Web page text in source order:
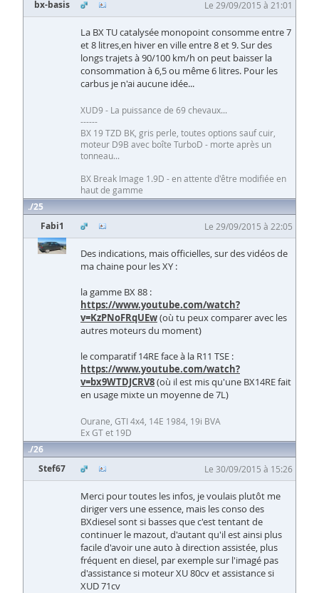
bx-basis
Le 29/09/2015 à 21:01
La BX TU catalysée monopoint consomme entre 7
et 8 litres,en hiver en ville entre 8 et 9. Sur des
longs trajets à 90/100 km/h on peut baisser la
consommation à 6,5 ou même 6 litres. Pour les
carbus je n'ai aucune idée...
XUD9 - La puissance de 69 chevaux...
------
BX 19 TZD BK, gris perle, toutes options sauf cuir,
moteur D9B avec boîte TurboD - morte après un
tonneau...
BX Break Image 1.9D - en attente d'être modifiée en
haut de gamme
25
Fabi1
Le 29/09/2015 à 22:05
Des indications, mais officielles, sur des vidéos de
ma chaine pour les XY :
la gamme BX 88 :
https://www.youtube.com/watch?
v=KzPNoFRqUEw(où tu peux comparer avec les
autres moteurs du moment)
le comparatif 14RE face à la R11 TSE :
https://www.youtube.com/watch?
v=bx9WTDJCRV8(où il est mis qu'une BX14RE fait
en usage mixte un moyenne de 7L)
Ourane, GTI 4x4, 14E 1984, 19i BVA
Ex GT et 19D
26
Stef67
Le 30/09/2015 à 15:26
Merci pour toutes les infos, je voulais plutôt me
diriger vers une essence, mais les conso des
BXdiesel sont si basses que c'est tentant de
continuer le mazout, d'autant qu'il est ainsi plus
facile d'avoir une auto à direction assistée, plus
fréquent en diesel, par exemple sur l'imagé pas
d'assistance si moteur XU 80cv et assistance si
XUD 71cv